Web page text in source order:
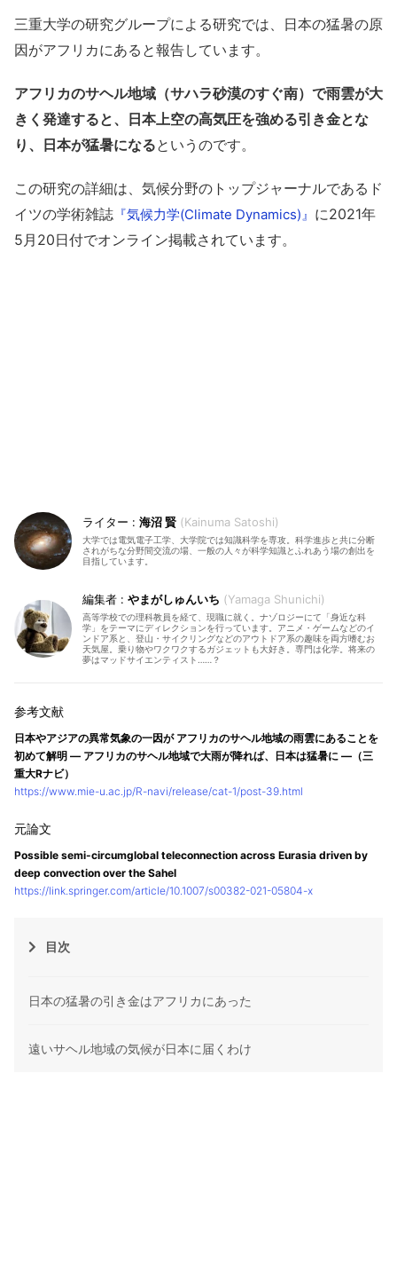
三重大学の研究グループによる研究では、日本の猛暑の原
因がアフリカにあると報告しています。
アフリカのサヘル地域（サハラ砂漠のすぐ南）で雨雲が大
きく発達すると、日本上空の高気圧を強める引き金とな
り、日本が猛暑になるというのです。
この研究の詳細は、気候分野のトップジャーナルであるド
イツの学術雑誌 『気候力学(Climate Dynamics)』 に2021年
5月20日付でオンライン掲載されています。
海沼 賢 Kainuma Satoshi
大学では電気電子工学、大学院では知識科学を専攻。科学進歩と共に分断
されがちな分野間交流の場、一般の人々が科学知識とふれあう場の創出を
目指しています。
やまがしゅんいち Yamaga Shunichi
高等学校での理科教員を経て、現職に就く。ナゾロジーにて「身近な科
学」をテーマにディレクションを行っています。アニメ・ゲームなどのイ
ンドア系と、登山・サイクリングなどのアウトドア系の趣味を両方嗜むお
天気屋。乗り物やワクワクするガジェットも大好き。専門は化学。将来の
夢はマッドサイエンティスト……？
日本やアジアの異常気象の一因が アフリカのサヘル地域の雨雲にあることを
初めて解明 ― アフリカのサヘル地域で大雨が降れば、日本は猛暑に ―（三
重大Rナビ）
https://www.mie-u.ac.jp/R-navi/release/cat-1/post-39.html
Possible semi-circumglobal teleconnection across Eurasia driven by
deep convection over the Sahel
https://link.springer.com/article/10.1007/s00382-021-05804-x
目次
日本の猛暑の引き金はアフリカにあった
遠いサヘル地域の気候が日本に届くわけ